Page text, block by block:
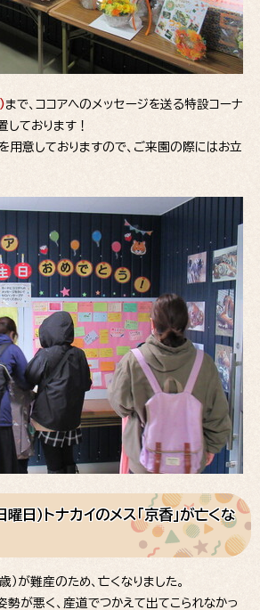
まで、ココアへのメッセージを送る特設コーナ
ております！
用意しておりますので、ご来園の際にはお立
日）トナカイのメス「京香」が亡くな
）が難産のため、亡くなりました。
が悪く、産道でつかえて出てこられなかっ